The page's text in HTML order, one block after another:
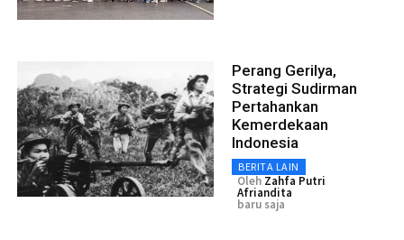
Perang Gerilya,
Strategi Sudirman
Pertahankan
Kemerdekaan
Indonesia
BERITA LAIN
Oleh Zahfa Putri
Afriandita
baru saja